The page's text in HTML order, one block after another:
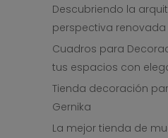
Descubriendo la
perspectiva renovada
Cuadros para
tus espacios con
Tienda decoración
Gernika
La mejor tienda de